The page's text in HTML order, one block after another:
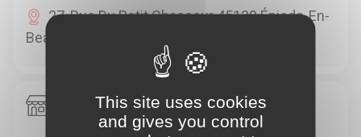
27, Rue Du Petit Chasseur 45130 Épieds-En-
Beauce
gites de France - la Grosse Planche
This site uses cookies
and gives you control